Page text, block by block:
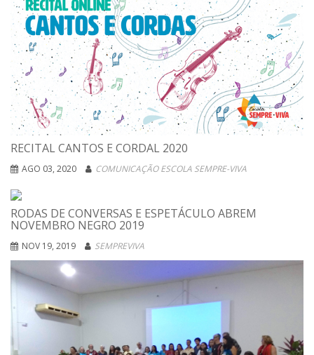
RECITAL CANTOS E CORDAL 2020
AGO 03, 2020 COMUNICAÇÃO ESCOLA SEMPRE-VIVA
RODAS DE CONVERSAS E ESPETÁCULO ABREM
NOVEMBRO NEGRO 2019
NOV 19, 2019 SEMPREVIVA